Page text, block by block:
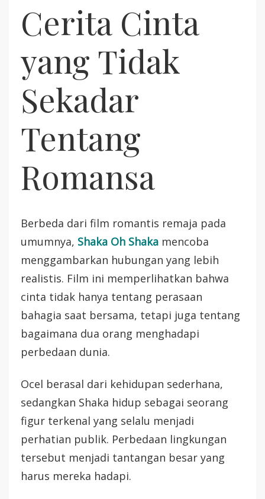
Cerita Cinta
yang Tidak
Sekadar
Tentang
Romansa
Berbeda dari film romantis remaja pada
umumnya, Shaka Oh Shaka mencoba
menggambarkan hubungan yang lebih
realistis. Film ini memperlihatkan bahwa
cinta tidak hanya tentang perasaan
bahagia saat bersama, tetapi juga tentang
bagaimana dua orang menghadapi
perbedaan dunia.
Ocel berasal dari kehidupan sederhana,
sedangkan Shaka hidup sebagai seorang
figur terkenal yang selalu menjadi
perhatian publik. Perbedaan lingkungan
tersebut menjadi tantangan besar yang
harus mereka hadapi.